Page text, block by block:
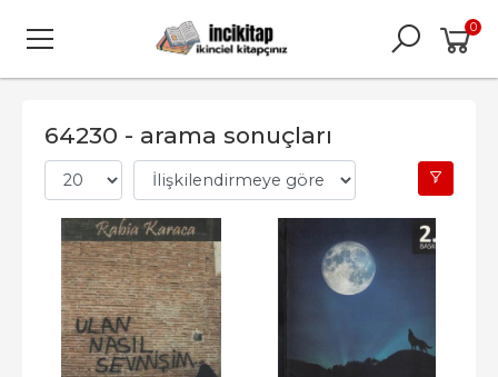
0
64230 - arama sonuçları